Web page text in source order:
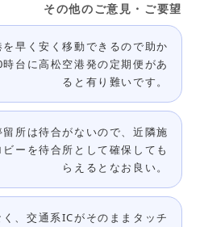
その他のご意見・ご要望
早く安く移動できるので助か
台に高松空港発の定期便があ
ると有り難いです。
所は待合がないので、近隣施
ーを待合所として確保しても
らえるとなお良い。
、交通系ICがそのままタッチ